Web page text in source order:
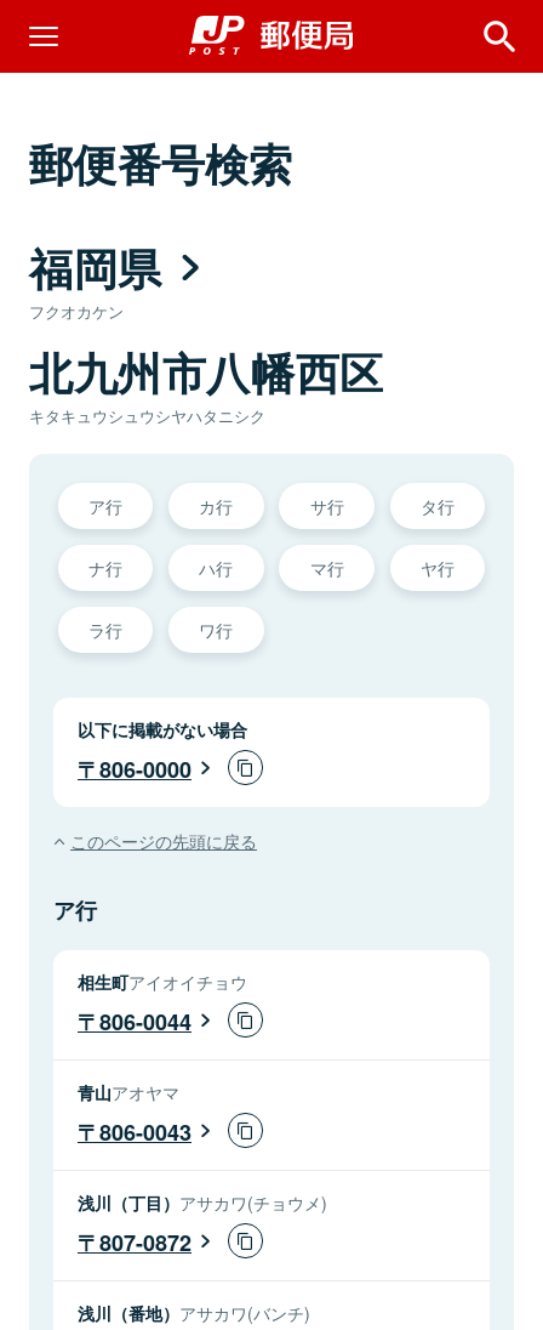
郵便番号検索
福岡県
フクオカケン
北九州市八幡西区
キタキュウシュウシヤハタニシク
ア行 カ行 サ行 タ行
ナ行 ハ行 マ行 ヤ行
ラ行 ワ行
以下に掲載がない場合
806-0000
このページの先頭に戻る
ア行
相生町アイオイチョウ
806-0044
青山アオヤマ
806-0043
浅川（丁目） アサカワ(チョウメ)
807-0872
浅川（番地） アサカワ(バンチ)